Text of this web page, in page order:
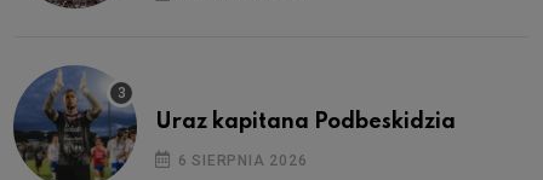
Uraz kapitana Podbeskidzia
6 SIERPNIA 2026